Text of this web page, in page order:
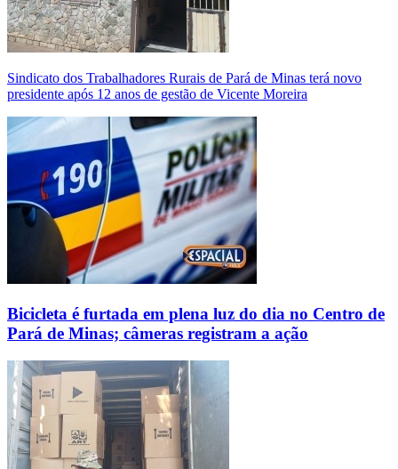
Sindicato dos Trabalhadores Rurais de Pará de Minas terá novo
presidente após 12 anos de gestão de Vicente Moreira
Bicicleta é furtada em plena luz do dia no Centro de
Pará de Minas; câmeras registram a ação